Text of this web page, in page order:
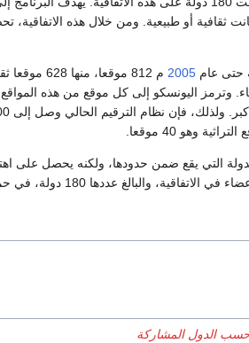
ثقافية أو طبيعية. ومن خلال هذه الاتفاقية،
حتى عام 2005
الدول الأعضاء. وترمز اليونسكو إلى كل موقع من هذه
وهو 40 موقعا.
التي يقع ضمن حدودها، ولكنه يحصل على
عددها 180 دولة، في حماية والحفاظ على هذه المواقع.
حسب الدول المشاركة